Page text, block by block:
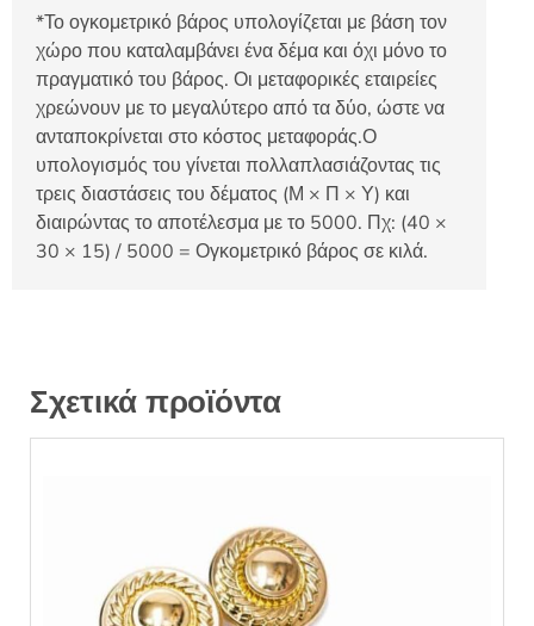
*Το ογκομετρικό βάρος υπολογίζεται με βάση τον
χώρο που καταλαμβάνει ένα δέμα και όχι μόνο το
πραγματικό του βάρος. Οι μεταφορικές εταιρείες
χρεώνουν με το μεγαλύτερο από τα δύο, ώστε να
ανταποκρίνεται στο κόστος μεταφοράς.Ο
υπολογισμός του γίνεται πολλαπλασιάζοντας τις
τρεις διαστάσεις του δέματος (Μ × Π × Υ) και
διαιρώντας το αποτέλεσμα με το 5000. Πχ: (40 ×
30 × 15) / 5000 = Ογκομετρικό βάρος σε κιλά.
Σχετικά προϊόντα